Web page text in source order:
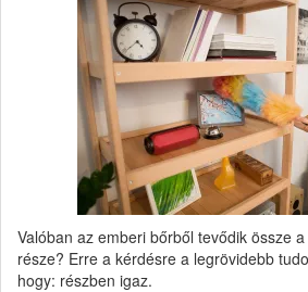
Valóban az emberi bőrből tevődik össze
része? Erre a kérdésre a legrövidebb
hogy: részben igaz.